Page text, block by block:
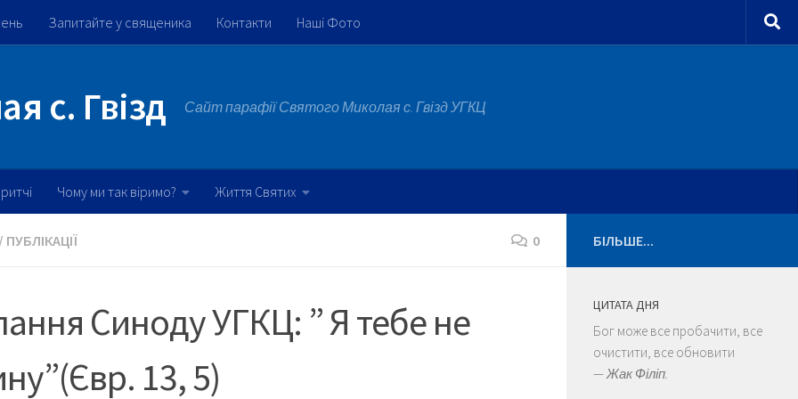
Запитайте у священика Контакти Наші Фото
с. Гвізд Сайт парафії Святого Миколая с. Гвізд УГКЦ
Чому ми так віримо? Життя Святих
/ ПУБЛІКАЦІЇ 0
Синоду УГКЦ: ” Я тебе не
13, 5)
БІЛЬШЕ...
ЦИТАТА ДНЯ
Бог може все пробачити, все
очистити, все обновити
—Жак Філіп.